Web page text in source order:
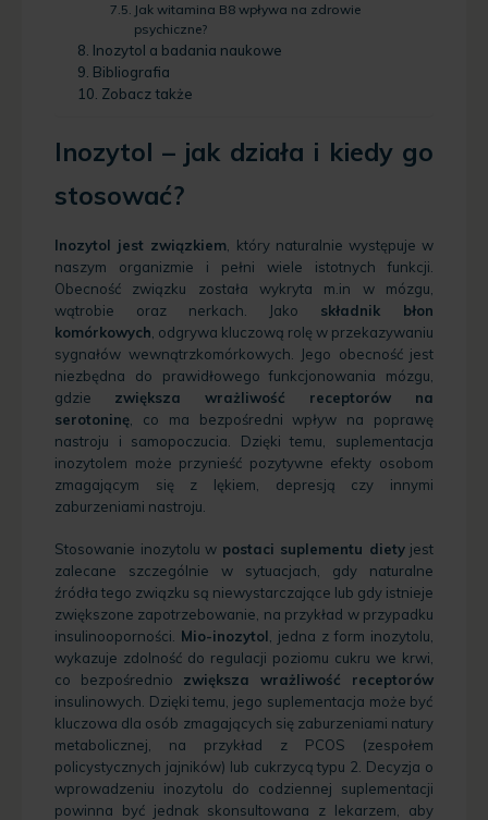
Jak witamina B8 wpływa na zdrowie
psychiczne?
Inozytol a badania naukowe
Bibliografia
Zobacz także
Inozytol – jak działa i kiedy go
stosować?
Inozytol jest związkiem, który naturalnie występuje w
naszym organizmie i pełni wiele istotnych funkcji.
Obecność związku została wykryta m.in w mózgu,
wątrobie oraz nerkach. Jako składnik błon
komórkowych, odgrywa kluczową rolę w przekazywaniu
sygnałów wewnątrzkomórkowych. Jego obecność jest
niezbędna do prawidłowego funkcjonowania mózgu,
gdzie zwiększa wrażliwość receptorów na
serotoninę, co ma bezpośredni wpływ na poprawę
nastroju i samopoczucia. Dzięki temu, suplementacja
inozytolem może przynieść pozytywne efekty osobom
zmagającym się z lękiem, depresją czy innymi
zaburzeniami nastroju.
Stosowanie inozytolu w postaci suplementu dietyjest
zalecane szczególnie w sytuacjach, gdy naturalne
źródła tego związku są niewystarczające lub gdy istnieje
zwiększone zapotrzebowanie, na przykład w przypadku
insulinooporności. Mio-inozytol , jedna z form inozytolu,
wykazuje zdolność do regulacji poziomu cukru we krwi,
co bezpośrednio zwiększa wrażliwość receptorów
insulinowych. Dzięki temu, jego suplementacja może być
kluczowa dla osób zmagających się zaburzeniami natury
metabolicznej, na przykład z PCOS (zespołem
policystycznych jajników) lub cukrzycą typu 2. Decyzja o
wprowadzeniu inozytolu do codziennej suplementacji
powinna być jednak skonsultowana z lekarzem, aby